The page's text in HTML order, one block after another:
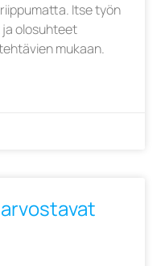
Itse työn
olosuhteet
mukaan.